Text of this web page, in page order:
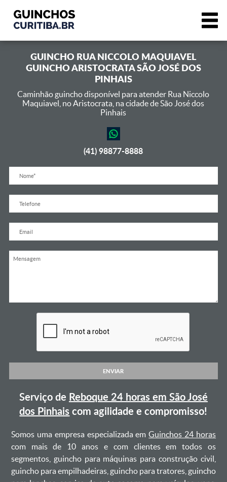
GUINCHO RUA NICCOLO MAQUIAVEL
GUINCHO ARISTOCRATA SÃO JOSÉ DOS
PINHAIS
Caminhão guincho disponível para atender Rua Niccolo
Maquiavel, no Aristocrata, na cidade de São José dos
Pinhais
(41) 98877-8888
ENVIAR
Serviço de Reboque 24 horas em São José
dos Pinhais com agilidade e compromisso!
Somos uma empresa especializada emGuinchos 24 horas
com mais de 10 anos e com clientes em todos os
segmentos, guincho para máquinas para construção civil,
guincho para empilhadeiras, guincho para tratores, guincho